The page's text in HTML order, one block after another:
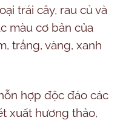
trái cây, rau củ và
màu cơ bản của
trắng, vàng, xanh
hợp độc đáo các
xuất hương thảo,